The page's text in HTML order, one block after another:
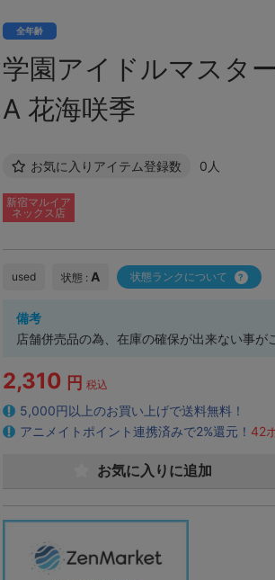
全年齢
学園アイドルマスタ
A 花海咲季
お気に入りアイテム登録数 0人
新宿マルイア
ネックス店
used 状態 : A 状態ランクについて
備考
店舗併売品の為、在庫の確保が出来ない事が
2,310 円 税込
5,000円以上のお買い上げで送料無料！
アニメイトポイント連携済みで2%還元！ 42
お気に入りに追加